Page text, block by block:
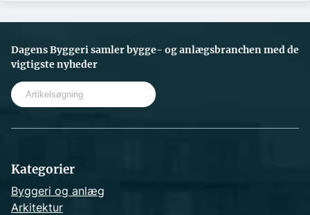
Dagens Byggeri samler bygge- og anlægsbranchen med de
vigtigste nyheder
Kategorier
Byggeri og anlæg
Arkitektur